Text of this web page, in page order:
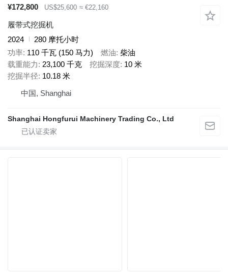
¥172,800
US$25,600 ≈ €22,160
履带式挖掘机
2024
280 摩托小时
功率 110 千瓦 (150 马力) 燃油 柴油
载重能力
23,100 千克 挖掘深度 10 米
挖掘半径 10.18 米
中国, Shanghai
Shanghai Hongfurui Machinery Trading Co., Ltd